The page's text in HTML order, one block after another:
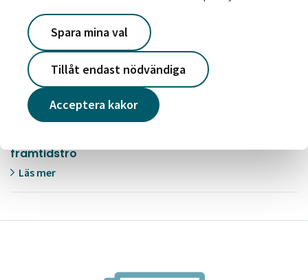
Acceptera kakor
Spara mina val
Tillåt endast nödvändiga
2026-05-26
Det är dags för årets Järvavecka
Läs mer
2026-05-19
framtidstro
Läs mer